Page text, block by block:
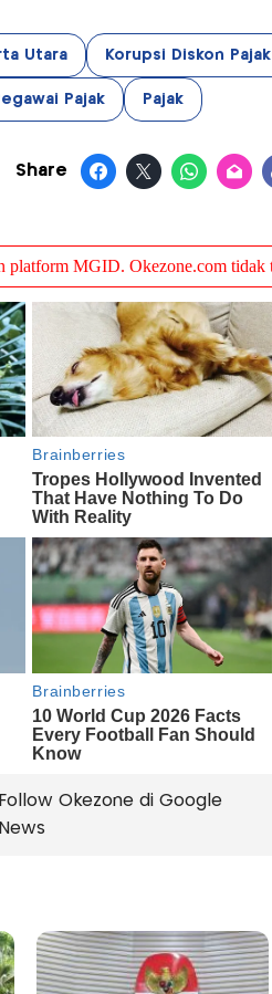
Utara Korupsi Diskon Pajak
Pajak Pajak
Share
Follow Okezone di Google
News